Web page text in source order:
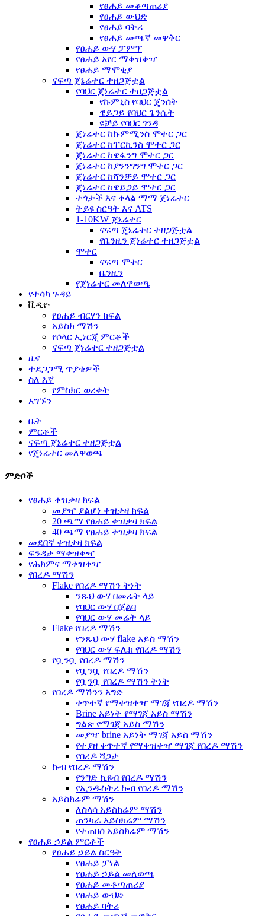
የፀሐይ መቆጣጠሪያ
የፀሐይ ውህድ
የፀሐይ ባትሪ
የፀሐይ መጫኛ መዋቅር
የፀሐይ ውሃ ፓምፕ
የፀሐይ አየር ማቀዝቀዣ
የፀሐይ ማሞቂያ
ናፍጣ ጄኔሬተር ተዘጋጅቷል
የባህር ጀነሬተር ተዘጋጅቷል
የኩምኒስ የባህር ጄንሰት
ዌይጋይ የባህር ጌንሴት
ዩቻይ የባህር ገንዳ
ጀነሬተር ከኩምሚንስ ሞተር ጋር
ጀነሬተር ከፐርኪንስ ሞተር ጋር
ጀነሬተር ከዌፋንግ ሞተር ጋር
ጀነሬተር ከያንንግንግ ሞተር ጋር
ጀነሬተር ከሻንቻይ ሞተር ጋር
ጀነሬተር ከዌይጋይ ሞተር ጋር
ተጎታች እና ቀላል ማማ ጀነሬተር
ትይዩ ስርዓት እና ATS
1-10KW ጄኔሬተር
ናፍጣ ጄኔሬተር ተዘጋጅቷል
የቤንዚን ጀነሬተር ተዘጋጅቷል
ሞተር
ናፍጣ ሞተር
ቤንዚን
የጄነሬተር መለዋወጫ
የተሳካ ጉዳይ
ቪዲዮ
የፀሐይ ብርሃን ክፍል
አይስክ ማሽን
የሶላር ኢነርጂ ምርቶች
ናፍጣ ጄነሬተር ተዘጋጅቷል
ዜና
ተደጋጋሚ ጥያቄዎች
ስለ እኛ
የምስክር ወረቀት
አግኙን
ቤት
ምርቶች
ናፍጣ ጄኔሬተር ተዘጋጅቷል
የጄነሬተር መለዋወጫ
ምድቦች
የፀሐይ ቀዝቃዛ ክፍል
መያዣ ያልሆነ ቀዝቃዛ ክፍል
20 ጫማ የፀሐይ ቀዝቃዛ ክፍል
40 ጫማ የፀሐይ ቀዝቃዛ ክፍል
መደበኛ ቀዝቃዛ ክፍል
ፍንዳታ ማቀዝቀዣ
የሕክምና ማቀዝቀዣ
የበረዶ ማሽን
Flake የበረዶ ማሽን ትነት
ንጹህ ውሃ በመሬት ላይ
የባህር ውሃ በጀልባ
የባህር ውሃ መሬት ላይ
Flake የበረዶ ማሽን
የንጹህ ውሃ flake አይስ ማሽን
የባህር ውሃ ፍሌክ የበረዶ ማሽን
የቧንቧ የበረዶ ማሽን
የቧንቧ የበረዶ ማሽን
የቧንቧ የበረዶ ማሽን ትነት
የበረዶ ማሽንን አግድ
ቀጥተኛ የማቀዝቀዣ ማገጃ የበረዶ ማሽን
Brine አይነት የማገጃ አይስ ማሽን
ግልጽ የማገጃ አይስ ማሽን
መያዣ brine አይነት ማገጃ አይስ ማሽን
የተያዘ ቀጥተኛ የማቀዝቀዣ ማገጃ የበረዶ ማሽን
የበረዶ ሻጋታ
ኩብ የበረዶ ማሽን
የንግድ ኪዩብ የበረዶ ማሽን
የኢንዱስትሪ ኩብ የበረዶ ማሽን
አይስክሬም ማሽን
ለስላሳ አይስክሬም ማሽን
ጠንካራ አይስክሬም ማሽን
የተጠበሰ አይስክሬም ማሽን
የፀሐይ ኃይል ምርቶች
የፀሐይ ኃይል ስርዓት
የፀሐይ ፓነል
የፀሐይ ኃይል መለወጫ
የፀሐይ መቆጣጠሪያ
የፀሐይ ውህድ
የፀሐይ ባትሪ